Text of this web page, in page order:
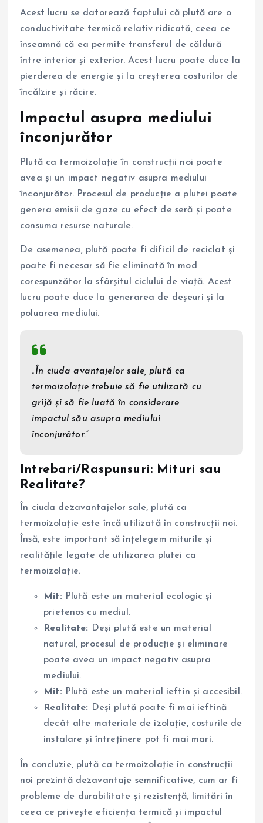
Acest lucru se datorează faptului că plută are o
conductivitate termică relativ ridicată, ceea ce
înseamnă că ea permite transferul de căldură
între interior și exterior. Acest lucru poate duce la
pierderea de energie și la creșterea costurilor de
încălzire și răcire.
Impactul asupra mediului
înconjurător
Plută ca termoizolație în construcții noi poate
avea și un impact negativ asupra mediului
înconjurător. Procesul de producție a plutei poate
genera emisii de gaze cu efect de seră și poate
consuma resurse naturale.
De asemenea, plută poate fi dificil de reciclat și
poate fi necesar să fie eliminată în mod
corespunzător la sfârșitul ciclului de viață. Acest
lucru poate duce la generarea de deșeuri și la
poluarea mediului.
„În ciuda avantajelor sale, plută ca
termoizolație trebuie să fie utilizată cu
grijă și să fie luată în considerare
impactul său asupra mediului
înconjurător.”
Intrebari/Raspunsuri: Mituri sau
Realitate?
În ciuda dezavantajelor sale, plută ca
termoizolație este încă utilizată în construcții noi.
Însă, este important să înțelegem miturile și
realitățile legate de utilizarea plutei ca
termoizolație.
Mit: Plută este un material ecologic și
prietenos cu mediul.
Realitate: Deși plută este un material
natural, procesul de producție și eliminare
poate avea un impact negativ asupra
mediului.
Mit: Plută este un material ieftin și accesibil.
Realitate: Deși plută poate fi mai ieftină
decât alte materiale de izolație, costurile de
instalare și întreținere pot fi mai mari.
În concluzie, plută ca termoizolație în construcții
noi prezintă dezavantaje semnificative, cum ar fi
probleme de durabilitate și rezistență, limitări în
ceea ce privește eficiența termică și impactul